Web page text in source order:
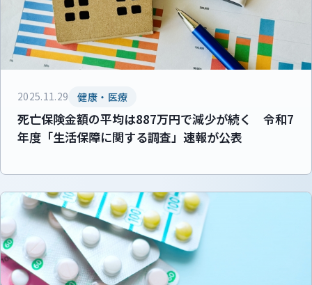
2025.11.29 健康・医療
死亡保険金額の平均は887万円で減少が続く 令和7
年度「生活保障に関する調査」速報が公表